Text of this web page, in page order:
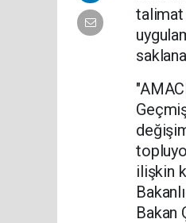
talimat
ilişkin
Bakan